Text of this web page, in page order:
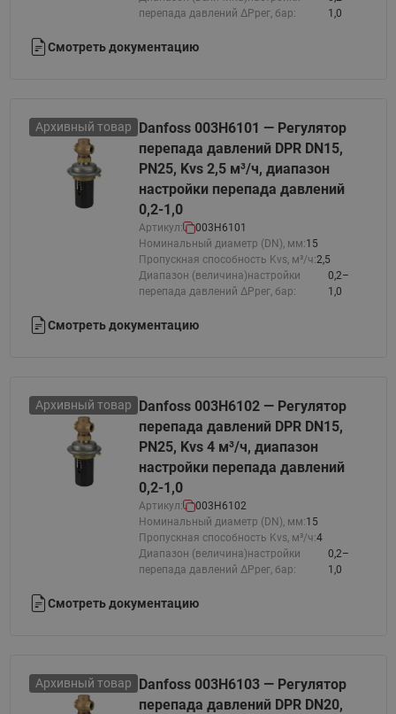
перепада давлений ΔРрег, бар:
1,0
Смотреть документацию
Архивный товар
Danfoss 003H6101 — Регулятор
перепада давлений DPR DN15,
PN25, Kvs 2,5 м³/ч, диапазон
настройки перепада давлений
0,2-1,0
Артикул:
003H6101
Номинальный диаметр (DN), мм:15
Пропускная способность Kvs, м³/ч:2,5
Диапазон (величина)настройки
перепада давлений ΔРрег, бар:
0,2–
1,0
Смотреть документацию
Архивный товар
Danfoss 003H6102 — Регулятор
перепада давлений DPR DN15,
PN25, Kvs 4 м³/ч, диапазон
настройки перепада давлений
0,2-1,0
Артикул:
003H6102
Номинальный диаметр (DN), мм:15
Пропускная способность Kvs, м³/ч:4
Диапазон (величина)настройки
перепада давлений ΔРрег, бар:
0,2–
1,0
Смотреть документацию
Архивный товар
Danfoss 003H6103 — Регулятор
перепада давлений DPR DN20,